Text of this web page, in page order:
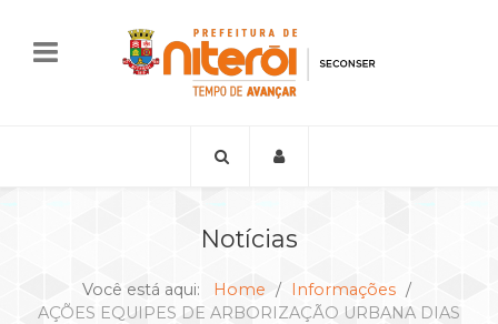
Notícias
Você está aqui: Home
Informações
AÇÕES EQUIPES DE ARBORIZAÇÃO URBANA DIAS